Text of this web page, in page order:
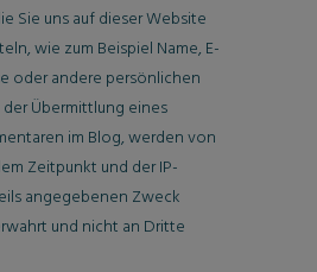
Sie uns auf dieser Website
wie zum Beispiel Name, E-
oder andere persönlichen
Übermittlung eines
im Blog, werden von
Zeitpunkt und der IP-
angegebenen Zweck
und nicht an Dritte